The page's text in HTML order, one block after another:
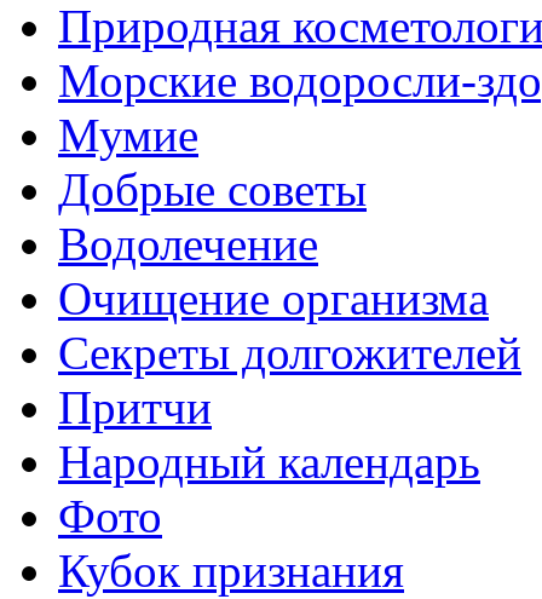
Природная
Морские водоросли-
Мумие
Добрые советы
Водолечение
Очищение организма
Секреты долгожителей
Притчи
Народный календарь
Фото
Кубок признания